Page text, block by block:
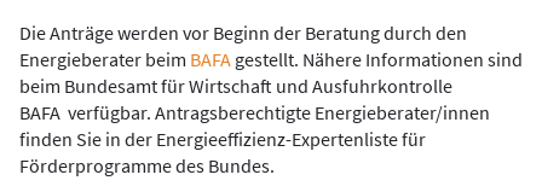
Die Anträge werden vor Beginn der Beratung durch den
Energieberater beim BAFA gestellt. Nähere Informationen sind
beim Bundesamt für Wirtschaft und Ausfuhrkontrolle
BAFA verfügbar. Antragsberechtigte Energieberater/innen
finden Sie in der Energieeffizienz-Expertenliste für
Förderprogramme des Bundes.